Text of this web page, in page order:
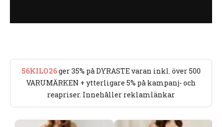
56KILO26ger 35% på DYRASTE varan inkl. över 500
VARUMÄRKEN + ytterligare 5% på kampanj- och
reapriser. Innehåller reklamlänkar